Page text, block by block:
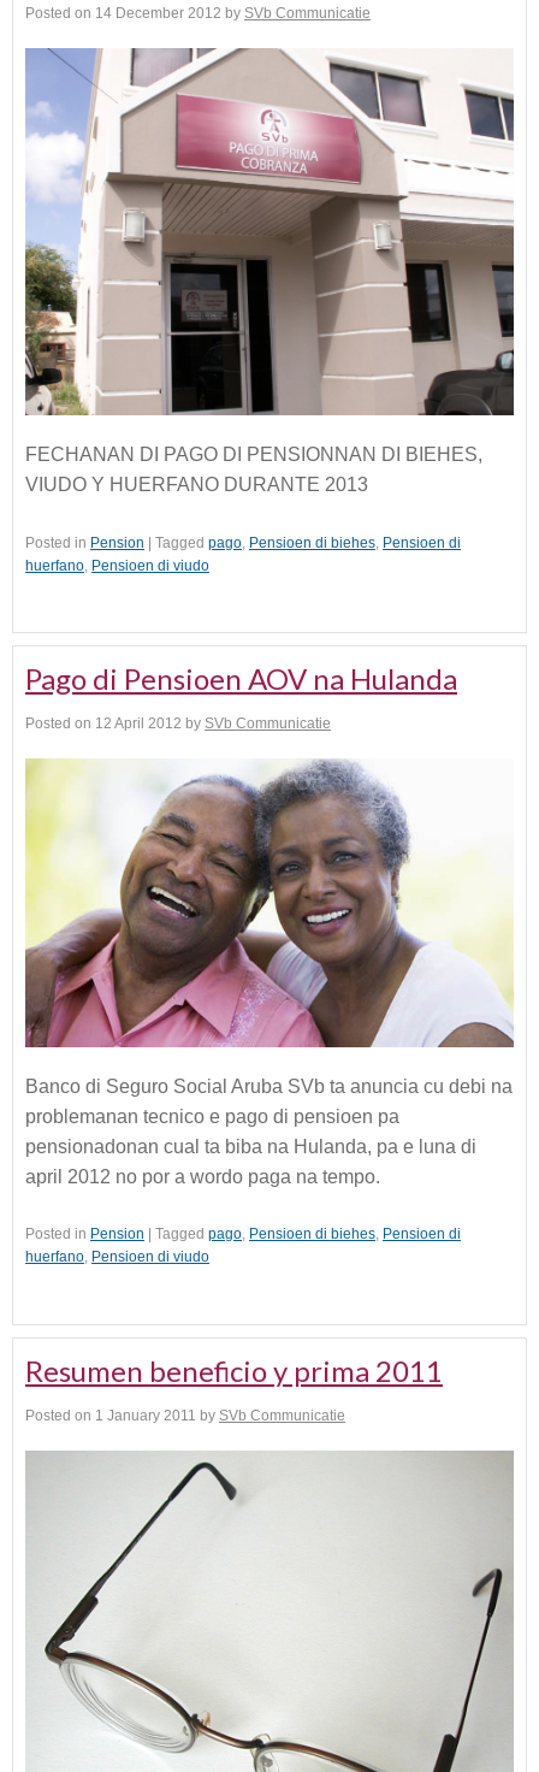
Posted on 14 December 2012 by SVb Communicatie
FECHANAN DI PAGO DI PENSIONNAN DI BIEHES,
VIUDO Y HUERFANO DURANTE 2013
Posted in Pension | Tagged pago Pensioen di biehes Pensioen di
huerfano Pensioen di viudo
Pago di Pensioen AOV na Hulanda
Posted on 12 April 2012 by SVb Communicatie
Banco di Seguro Social Aruba SVb ta anuncia cu debi na
problemanan tecnico e pago di pensioen pa
pensionadonan cual ta biba na Hulanda, pa e luna di
april 2012 no por a wordo paga na tempo.
Posted in Pension Tagged pago, Pensioen di biehes, Pensioen di
huerfano, Pensioen di viudo
Resumen beneficio y prima 2011
Posted on 1 January 2011 by SVb Communicatie